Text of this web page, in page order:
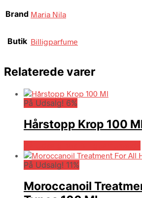
Brand Maria Nila
Butik Billigparfume
Relaterede varer
På Udsalg! 6%
Hårstopp Krop 100
På Udsalg! 11%
Moroccanoil